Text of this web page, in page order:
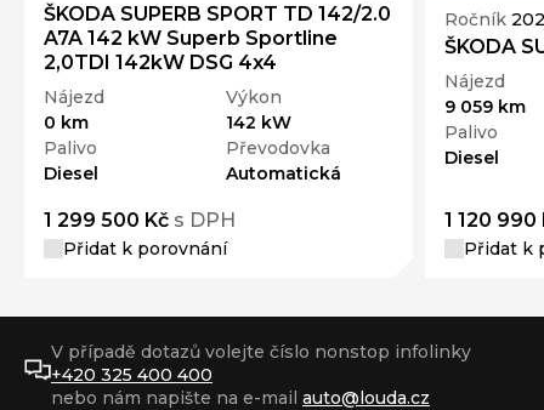
ŠKODA SUPERB SPORT TD 142/2.0
A7A 142 kW Superb Sportline
2,0TDI 142kW DSG 4x4
Nájezd
0 km
Výkon
142 kW
Palivo
Diesel
Převodovka
Automatická
1 299 500 Kč s DPH
Přidat k porovnání
Ročník
ŠKODA
Nájezd
9 059 km
Palivo
Diesel
1 120 990
Přidat k
V případě dotazů volejte číslo nonstop infolinky
+420 325 400 400
nebo nám napište na e-mail auto@louda.cz